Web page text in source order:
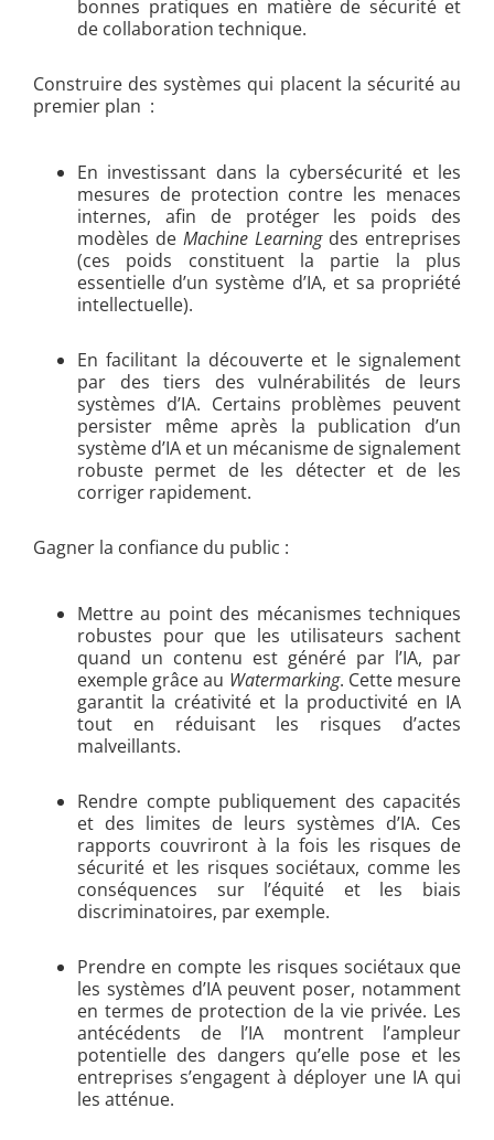
bonnes pratiques en matière de sécurité et
de collaboration technique.
Construire des systèmes qui placent la sécurité au
premier plan :
En investissant dans la cybersécurité et les
mesures de protection contre les menaces
internes, afin de protéger les poids des
modèles de Machine Learningdes entreprises
(ces poids constituent la partie la plus
essentielle d’un système d’IA, et sa propriété
intellectuelle).
En facilitant la découverte et le signalement
par des tiers des vulnérabilités de leurs
systèmes d’IA. Certains problèmes peuvent
persister même après la publication d’un
système d’IA et un mécanisme de signalement
robuste permet de les détecter et de les
corriger rapidement.
Gagner la confiance du public :
Mettre au point des mécanismes techniques
robustes pour que les utilisateurs sachent
quand un contenu est généré par l’IA, par
exemple grâce au Watermarking. Cette mesure
garantit la créativité et la productivité en IA
tout en réduisant les risques d’actes
malveillants.
Rendre compte publiquement des capacités
et des limites de leurs systèmes d’IA. Ces
rapports couvriront à la fois les risques de
sécurité et les risques sociétaux, comme les
conséquences sur l’équité et les biais
discriminatoires, par exemple.
Prendre en compte les risques sociétaux que
les systèmes d’IA peuvent poser, notamment
en termes de protection de la vie privée. Les
antécédents de l’IA montrent l’ampleur
potentielle des dangers qu’elle pose et les
entreprises s’engagent à déployer une IA qui
les atténue.